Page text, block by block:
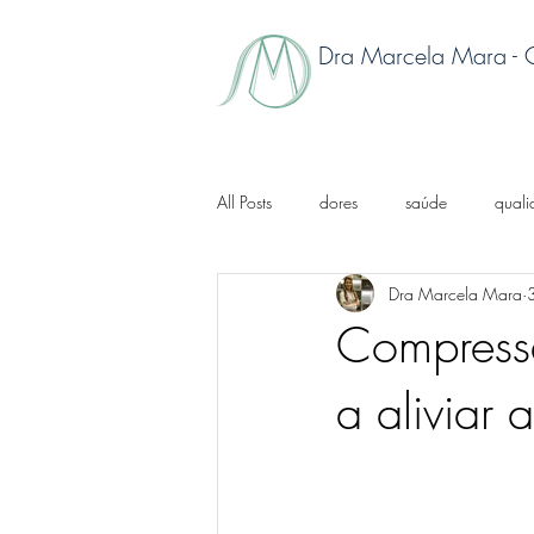
Dra Marcela Mara -
All Posts dores saúde
artrite reumatoide enxaqueca
falta de ânimo
a aliviar
Dra Marcela Mara